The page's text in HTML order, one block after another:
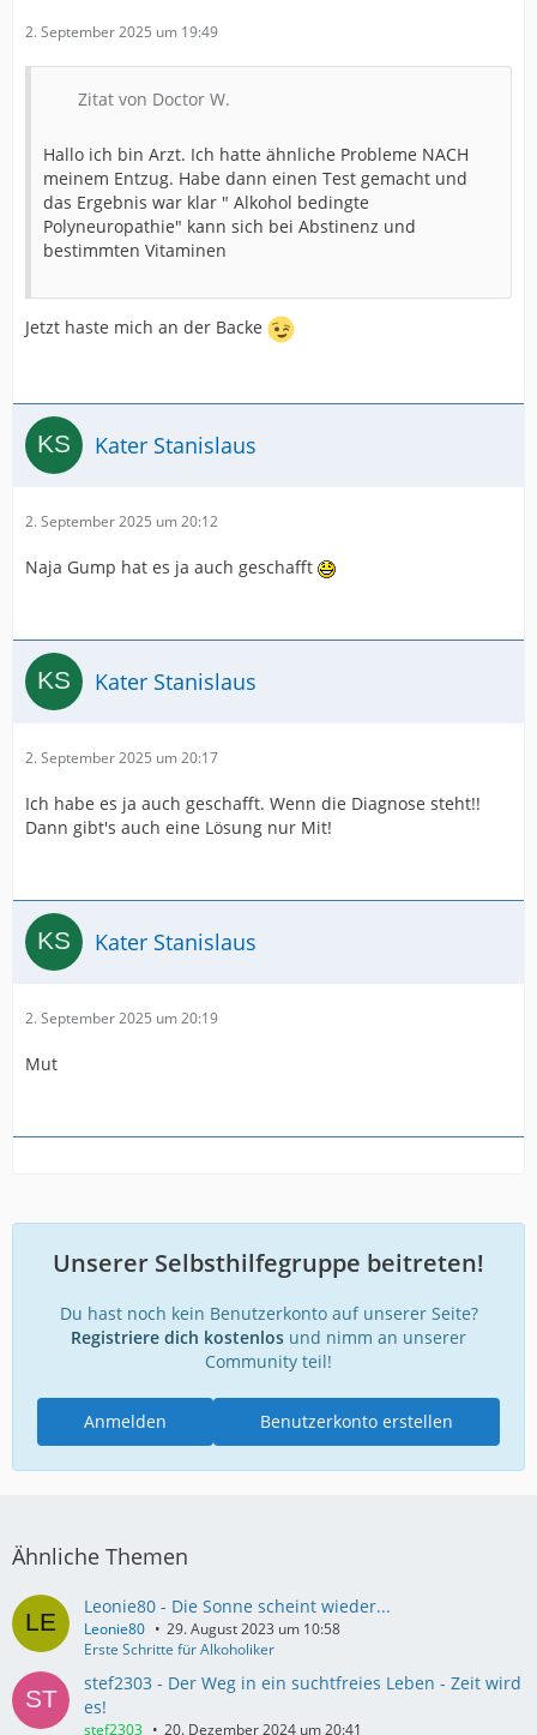
2. September 2025 um 19:49
Zitat von Doctor W.
Hallo ich bin Arzt. Ich hatte ähnliche Probleme NACH
meinem Entzug. Habe dann einen Test gemacht und
das Ergebnis war klar " Alkohol bedingte
Polyneuropathie" kann sich bei Abstinenz und
bestimmten Vitaminen
Jetzt haste mich an der Backe
Kater Stanislaus
2. September 2025 um 20:12
Naja Gump hat es ja auch geschafft
Kater Stanislaus
2. September 2025 um 20:17
Ich habe es ja auch geschafft. Wenn die Diagnose steht!!
Dann gibt's auch eine Lösung nur Mit!
Kater Stanislaus
2. September 2025 um 20:19
Mut
Unserer Selbsthilfegruppe beitreten!
Du hast noch kein Benutzerkonto auf unserer Seite?
Registriere dich kostenlos und nimm an unserer
Community teil!
Benutzerkonto erstellen
Anmelden
Ähnliche Themen
Leonie80 - Die Sonne scheint wieder...
Leonie80
29. August 2023 um 10:58
Erste Schritte für Alkoholiker
stef2303 - Der Weg in ein suchtfreies Leben - Zeit wird
es!
stef2303 20. Dezember 2024 um 20:41